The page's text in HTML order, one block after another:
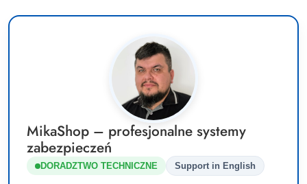
MikaShop – profesjonalne systemy
zabezpieczeń
DORADZTWO TECHNICZNE Support in English